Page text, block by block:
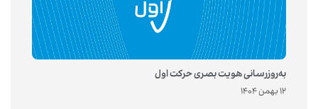
به‌روزرسانی هویت بصری حرکت اول
12 بهمن 1404